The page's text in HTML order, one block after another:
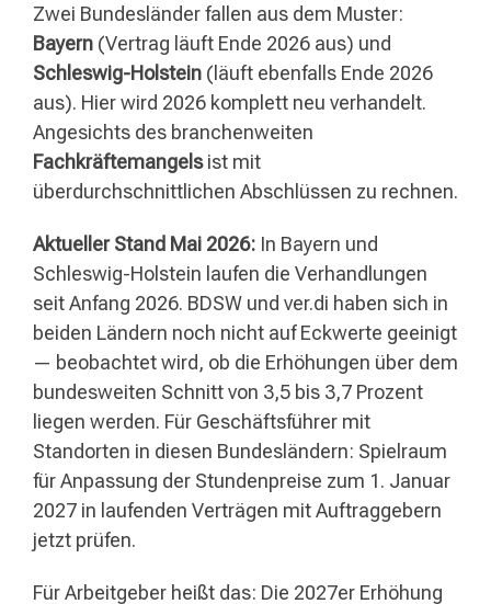
Zwei Bundesländer fallen aus dem Muster:
Bayern (Vertrag läuft Ende 2026 aus) und
Schleswig-Holstein (läuft ebenfalls Ende 2026
aus). Hier wird 2026 komplett neu verhandelt.
Angesichts des branchenweiten
Fachkräftemangelsist mit
überdurchschnittlichen Abschlüssen zu rechnen.
Aktueller Stand Mai 2026: In Bayern und
Schleswig-Holstein laufen die Verhandlungen
seit Anfang 2026. BDSW und ver.di haben sich in
beiden Ländern noch nicht auf Eckwerte geeinigt
— beobachtet wird, ob die Erhöhungen über dem
bundesweiten Schnitt von 3,5 bis 3,7 Prozent
liegen werden. Für Geschäftsführer mit
Standorten in diesen Bundesländern: Spielraum
für Anpassung der Stundenpreise zum 1. Januar
2027 in laufenden Verträgen mit Auftraggebern
jetzt prüfen.
Für Arbeitgeber heißt das: Die 2027er Erhöhung